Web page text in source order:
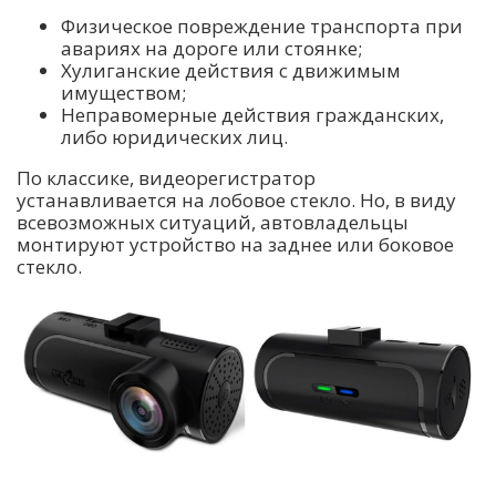
Физическое повреждение транспорта при
авариях на дороге или стоянке;
Хулиганские действия с движимым
имуществом;
Неправомерные действия гражданских,
либо юридических лиц.
По классике, видеорегистратор
устанавливается на лобовое стекло. Но, в виду
всевозможных ситуаций, автовладельцы
монтируют устройство на заднее или боковое
стекло.